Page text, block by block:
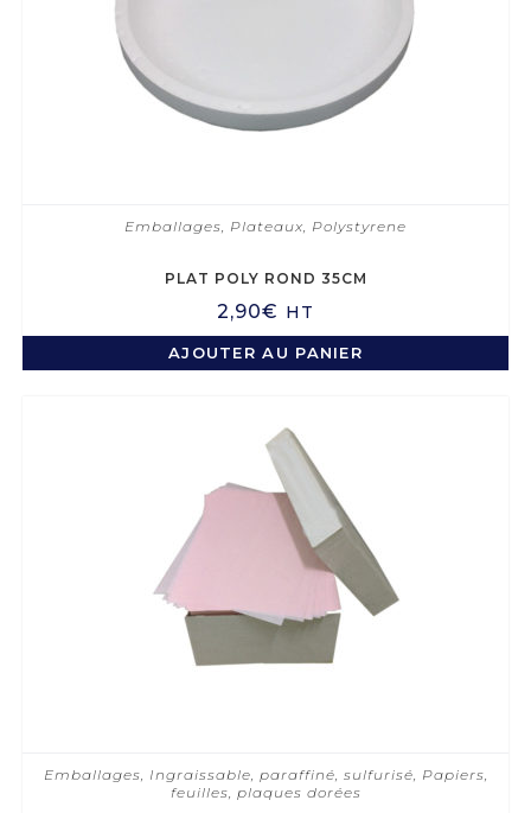
Emballages Plateaux Polystyrene
PLAT POLY ROND 35CM
2,90€ HT
AJOUTER AU PANIER
Emballages, Ingraissable, paraffiné, sulfurisé, Papiers,
feuilles, plaques dorées